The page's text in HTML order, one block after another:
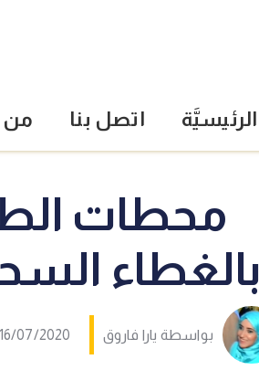
الرئيسيَّة اتصل بنا من
محطات
بالغطاء
بواسطة يارا فاروق 16/07/2020